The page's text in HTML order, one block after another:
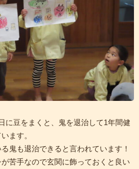
に豆をまくと、鬼を退治して1年間健
ます。
鬼も退治できると言われています！
苦手なので玄関に飾っておくと良い